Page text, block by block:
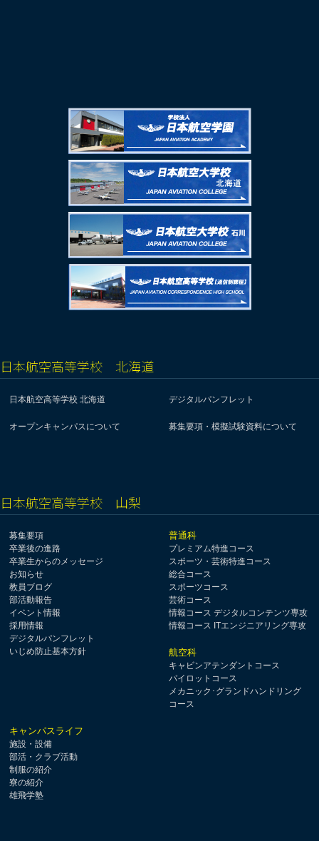
日本航空高等学校 北海道
日本航空高等学校 北海道 デジタルパンフレット
オープンキャンパスについて 募集要項・模擬試験資料について
日本航空高等学校 山梨
募集要項
卒業後の進路
卒業生からのメッセージ
お知らせ
教員ブログ
部活動報告
イベント情報
採用情報
デジタルパンフレット
いじめ防止基本方針
普通科
プレミアム特進コース
スポーツ・芸術特進コース
総合コース
スポーツコース
芸術コース
情報コース デジタルコンテンツ専攻
情報コース ITエンジニアリング専攻
航空科
キャビンアテンダントコース
パイロットコース
メカニック･グランドハンドリング
コース
キャンパスライフ
施設・設備
部活・クラブ活動
制服の紹介
寮の紹介
雄飛学塾